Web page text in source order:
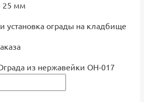
25 мм
установка ограды на кладбище
из нержавейки ОН-017